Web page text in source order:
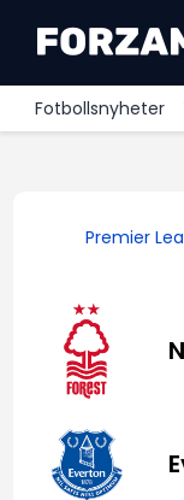
Fotbollsnyheter
Serie A
Ligue 1
Premier